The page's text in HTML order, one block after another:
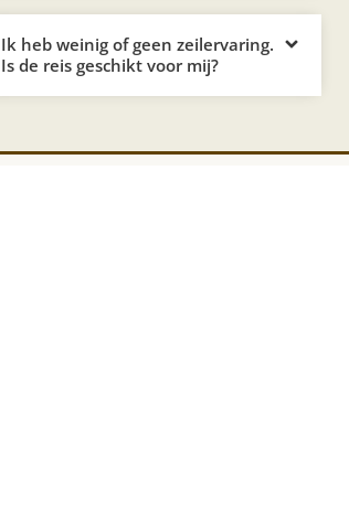
Ik heb weinig of geen zeilervaring.
Is de reis geschikt voor mij?